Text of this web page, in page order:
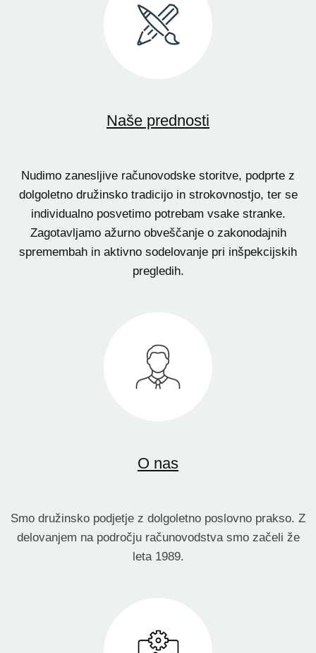
Naše prednosti
Nudimo zanesljive računovodske storitve, podprte z
dolgoletno družinsko tradicijo in strokovnostjo, ter se
individualno posvetimo potrebam vsake stranke.
Zagotavljamo ažurno obveščanje o zakonodajnih
spremembah in aktivno sodelovanje pri inšpekcijskih
pregledih.
O nas
Smo družinsko podjetje z dolgoletno poslovno prakso. Z
delovanjem na področju računovodstva smo začeli že
leta 1989.